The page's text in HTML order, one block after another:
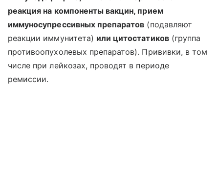
реакция на компоненты вакцин, прием
иммуносупрессивных препаратов (подавляют
реакции иммунитета) или цитостатиков(группа
противоопухолевых препаратов). Прививки, в том
числе при лейкозах, проводят в периоде
ремиссии.